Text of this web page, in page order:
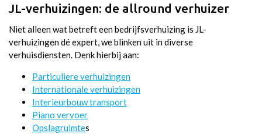
JL-verhuizingen: de allround verhuizer
Niet alleen wat betreft een bedrijfsverhuizing is JL-
verhuizingen dé expert, we blinken uit in diverse
verhuisdiensten. Denk hierbij aan:
Particuliere verhuizingen
Internationale verhuizingen
Interieurbouw transport
Piano vervoer
Opslagruimtes